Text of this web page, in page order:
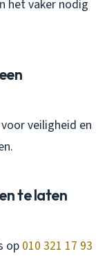
het vaker nodig
veiligheid en
te laten
op 010 321 17 93